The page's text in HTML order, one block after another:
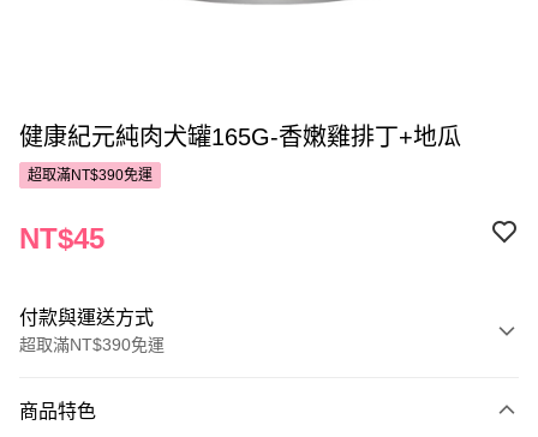
健康紀元純肉犬罐165G-香嫩雞排丁+地瓜
超取滿NT$390免運
NT$45
付款與運送方式
超取滿NT$390免運
POYA支付
商品特色